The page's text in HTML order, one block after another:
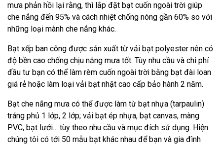
mưa phản hồi lại rằng, thì lắp đặt bạt cuốn ngoài trời giúp
che nắng đến 95% và cách nhiệt chống nóng gần 60% so với
những loại mành che nắng khác.
Bạt xếp ban công được sản xuất từ vải bạt polyester nên có
độ bền cao chống chịu nắng mưa tốt. Tùy nhu cầu và chi phí
đầu tư bạn có thể làm rèm cuốn ngoài trời bằng bạt đài loan
giá rẻ hoặc làm loại vải bạt nhật cao cấp bảo hành 2 năm.
Bạt che nắng mưa có thể được làm từ bạt nhựa (tarpaulin)
tráng phủ 1 lớp, 2 lớp; vải bạt ép nhựa, bạt canvas, màng
PVC, bạt lưới… tùy theo nhu cầu và mục đích sử dụng. Hiện
chúng tôi có tới 50 mẫu bạt khác nhau để bạn và gia đình